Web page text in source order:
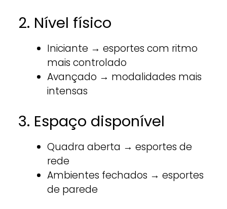
2. Nível físico
Iniciante → esportes com ritmo
mais controlado
Avançado → modalidades mais
intensas
3. Espaço disponível
Quadra aberta → esportes de
rede
Ambientes fechados → esportes
de parede